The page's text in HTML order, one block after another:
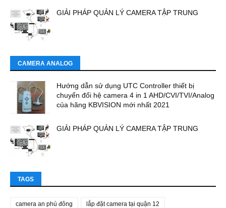
GIẢI PHÁP QUẢN LÝ CAMERA TẬP TRUNG
CAMERA ANALOG
Hướng dẫn sử dụng UTC Controller thiết bị
chuyển đổi hệ camera 4 in 1 AHD/CVI/TVI/Analog
của hãng KBVISION mới nhất 2021
GIẢI PHÁP QUẢN LÝ CAMERA TẬP TRUNG
TAGS
camera an phú đông lắp đặt camera tại quận 12